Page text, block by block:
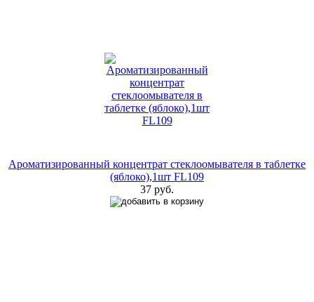
Ароматизированный концентрат стеклоомывателя в таблетке
(яблоко),1шт FL109
37 руб.